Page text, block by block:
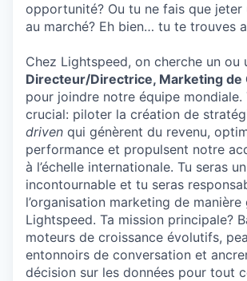
opportunité? Ou tu ne fais que jeter
au marché? Eh bien… tu te trouves
Chez Lightspeed, on cherche un ou
Directeur/Directrice, Marketing de
pour joindre notre équipe mondiale.
crucial: piloter la création de
driven qui génèrent du revenu,
performance et propulsent notre
à l’échelle internationale. Tu seras
incontournable et tu seras
l’organisation marketing de
Lightspeed. Ta mission principale?
moteurs de croissance évolutifs,
entonnoirs de conversation et
décision sur les données pour tout